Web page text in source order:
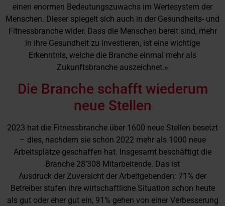
einen enormen Bedeutungszuwachs im Wertesystem der
Menschen. Dieser spiegelt sich auch in der Gesundheits- und
Fitnessbranche wider. Dass die Menschen bereit sind, mehr
in ihre Gesundheit zu investieren, ist eine wichtige
Erkenntnis, welche die Branche einmal mehr als
Zukunftsbranche auszeichnet.»
Die Branche schafft wiederum
neue Stellen
2023 hat die Fitnessbranche über 1600 neue Stellen besetzt
– dies, nachdem sie schon 2022 mehr als 1000 neue
Arbeitsplätze geschaffen hat. Insgesamt beschäftigt die
Branche 28’308 Mitarbeitende. Das ist
Ausdruck der Zuversicht der Arbeitgebenden: 71% der
Betreiber stufen ihre wirtschaftliche Situation schon heute
als gut oder eher gut ein, 91% gehen von einer Verbesserung